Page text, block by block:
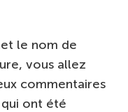
le nom de
vous allez
commentaires
qui ont été